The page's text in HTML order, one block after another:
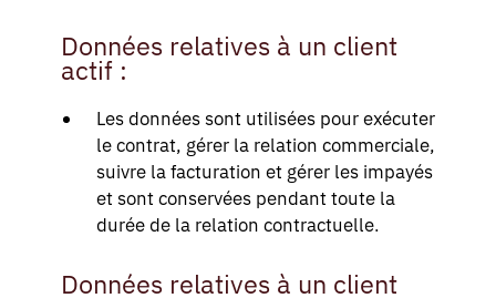
Données relatives à un client
actif :
Les données sont utilisées pour exécuter
le contrat, gérer la relation commerciale,
suivre la facturation et gérer les impayés
et sont conservées pendant toute la
durée de la relation contractuelle.
Données relatives à un client